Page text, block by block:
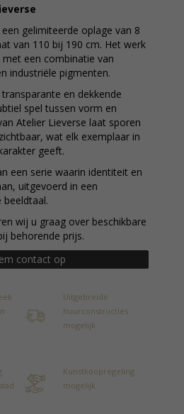
gelimiteerde oplage van 8
van 110 bij 190 cm. Het werk
een combinatie van
industriële pigmenten.
en dekkende
spel tussen vorm en
Atelier Lieverse laat sporen
wat elk exemplaar in
geeft.
een serie waarin identiteit en
uitgevoerd in een
beeldtaal.
wij u graag over beschikbare
behorende prijs.
contact op
Uitgebreide
huurconstructies
mogelijk
Kunstkoopregeling
mogelijk